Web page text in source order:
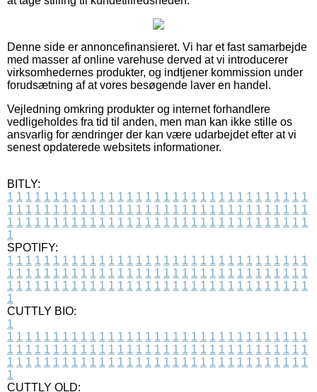
Denne side er annoncefinansieret. Vi har et fast samarbejde
med masser af online varehuse derved at vi introducerer
virksomhedernes produkter, og indtjener kommission under
forudsætning af at vores besøgende laver en handel.
Vejledning omkring produkter og internet forhandlere
vedligeholdes fra tid til anden, men man kan ikke stille os
ansvarlig for ændringer der kan være udarbejdet efter at vi
senest opdaterede websitets informationer.
BITLY:
1 1 1 1 1 1 1 1 1 1 1 1 1 1 1 1 1 1 1 1 1 1 1 1 1 1 1 1 1 1 1 1 1
1 1 1 1 1 1 1 1 1 1 1 1 1 1 1 1 1 1 1 1 1 1 1 1 1 1 1 1 1 1 1 1 1
1 1 1 1 1 1 1 1 1 1 1 1 1 1 1 1 1 1 1 1 1 1 1 1 1 1 1 1 1 1 1 1 1
1
SPOTIFY:
1 1 1 1 1 1 1 1 1 1 1 1 1 1 1 1 1 1 1 1 1 1 1 1 1 1 1 1 1 1 1 1 1
1 1 1 1 1 1 1 1 1 1 1 1 1 1 1 1 1 1 1 1 1 1 1 1 1 1 1 1 1 1 1 1 1
1 1 1 1 1 1 1 1 1 1 1 1 1 1 1 1 1 1 1 1 1 1 1 1 1 1 1 1 1 1 1 1 1
1
CUTTLY BIO:
1
1 1 1 1 1 1 1 1 1 1 1 1 1 1 1 1 1 1 1 1 1 1 1 1 1 1 1 1 1 1 1 1 1
1 1 1 1 1 1 1 1 1 1 1 1 1 1 1 1 1 1 1 1 1 1 1 1 1 1 1 1 1 1 1 1 1
1 1 1 1 1 1 1 1 1 1 1 1 1 1 1 1 1 1 1 1 1 1 1 1 1 1 1 1 1 1 1 1 1
1
CUTTLY OLD: